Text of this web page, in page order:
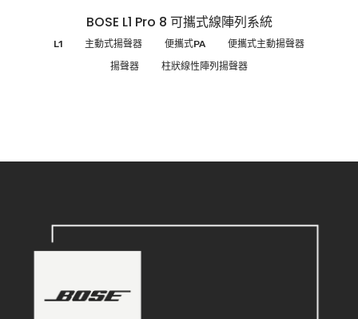
BOSE L1 Pro 8 可攜式線陣列系統
L1 主動式揚聲器 便攜式PA
便攜式主動揚聲器
揚聲器
柱狀線性陣列揚聲器